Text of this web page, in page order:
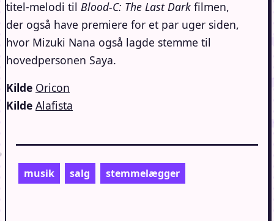
titel-melodi til Blood-C: The Last Dark filmen,
der også have premiere for et par uger siden,
hvor Mizuki Nana også lagde stemme til
hovedpersonen Saya.
Kilde Oricon
Kilde Alafista
musik salg stemmelægger